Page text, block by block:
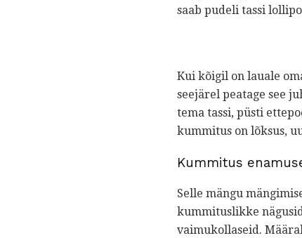
saab pudeli tassi
Kui kõigil on lauale
seejärel peatage see
tema tassi, püsti
kummitus on lõksus,
Kummitus
Selle mängu
kummituslikke
vaimukollaseid.